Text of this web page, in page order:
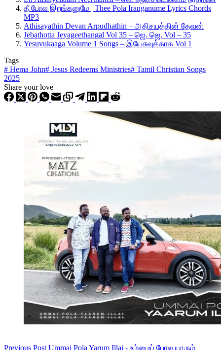
தீ போல இறங்கனுமே | Thee Pola Iranganume Lyrics Chords
MP3
Athisayathin Devan Arpudhathin – அதிசயத்தின் தேவன்
Jebathotta Jeyageethangal Vol 35 – ஜெ. ஜெ. Vol – 35
Yesuvukaaga Volume 1 Songs – இயேசுவுக்காக Vol 1
Tags
# Hema John# Jesus Redeems Ministries# Tamil Christian Songs
2025
Share your love
Previous Post Ummai Pola Yarum Illai - உம்மைப் போல யாரும்